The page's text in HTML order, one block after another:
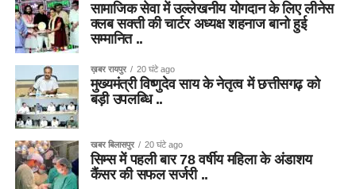
सामाजिक सेवा में उल्लेखनीय योगदान के लिए लीनेस
क्लब सक्ती की चार्टर अध्यक्ष शहनाज बानो हुई
सम्मानित ..
ख़बर रायपुर 20 घंटे ago
मुख्यमंत्री विष्णुदेव साय के नेतृत्व में छत्तीसगढ़ को
बड़ी उपलब्धि ..
खबर बिलासपुर 20 घंटे ago
सिम्स में पहली बार 78 वर्षीय महिला के अंडाशय
कैंसर की सफल सर्जरी ..